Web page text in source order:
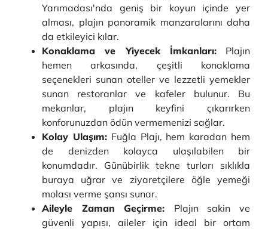
Yarımadası'nda geniş bir koyun içinde yer
alması, plajın panoramik manzaralarını daha
da etkileyici kılar.
Konaklama ve Yiyecek İmkanları:Plajın
hemen arkasında, çeşitli konaklama
seçenekleri sunan oteller ve lezzetli yemekler
sunan restoranlar ve kafeler bulunur. Bu
mekanlar, plajın keyfini çıkarırken
konforunuzdan ödün vermemenizi sağlar.
Kolay Ulaşım:Fuğla Plajı, hem karadan hem
de denizden kolayca ulaşılabilen bir
konumdadır. Günübirlik tekne turları sıklıkla
buraya uğrar ve ziyaretçilere öğle yemeği
molası verme şansı sunar.
Aileyle Zaman Geçirme: Plajın sakin ve
güvenli yapısı, aileler için ideal bir ortam